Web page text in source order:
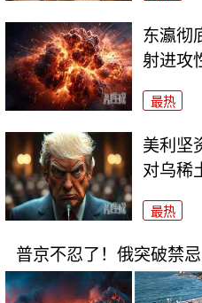
东瀛彻
射进攻
最热
美利坚
对乌稀
最热
普京不忍了！俄突破禁